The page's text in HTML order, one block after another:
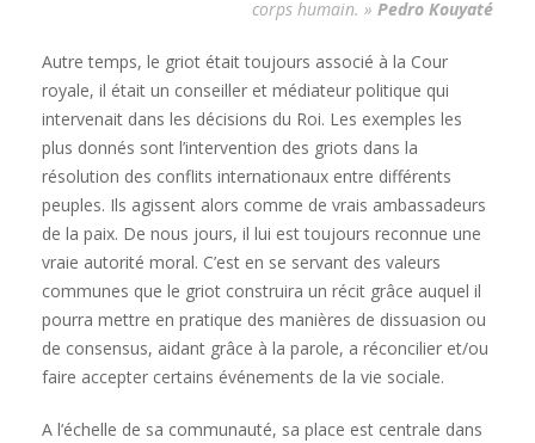
corps humain. » Pedro Kouyaté
Autre temps, le griot était toujours associé à la Cour
royale, il était un conseiller et médiateur politique qui
intervenait dans les décisions du Roi. Les exemples les
plus donnés sont l’intervention des griots dans la
résolution des conflits internationaux entre différents
peuples. Ils agissent alors comme de vrais ambassadeurs
de la paix. De nous jours, il lui est toujours reconnue une
vraie autorité moral. C’est en se servant des valeurs
communes que le griot construira un récit grâce auquel il
pourra mettre en pratique des manières de dissuasion ou
de consensus, aidant grâce à la parole, a réconcilier et/ou
faire accepter certains événements de la vie sociale.
A l’échelle de sa communauté, sa place est centrale dans